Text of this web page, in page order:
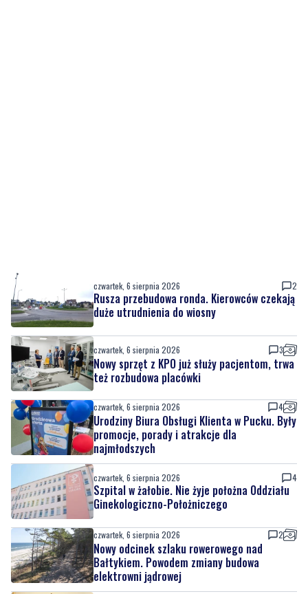
czwartek, 6 sierpnia 2026 2
Rusza przebudowa ronda. Kierowców czekają
duże utrudnienia do wiosny
czwartek, 6 sierpnia 2026 3
Nowy sprzęt z KPO już służy pacjentom, trwa
też rozbudowa placówki
czwartek, 6 sierpnia 2026 4
Urodziny Biura Obsługi Klienta w Pucku. Były
promocje, porady i atrakcje dla
najmłodszych
czwartek, 6 sierpnia 2026 4
Szpital w żałobie. Nie żyje położna Oddziału
Ginekologiczno-Położniczego
czwartek, 6 sierpnia 2026 2
Nowy odcinek szlaku rowerowego nad
Bałtykiem. Powodem zmiany budowa
elektrowni jądrowej